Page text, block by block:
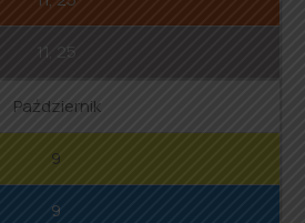
11, 25
Październik
9
9